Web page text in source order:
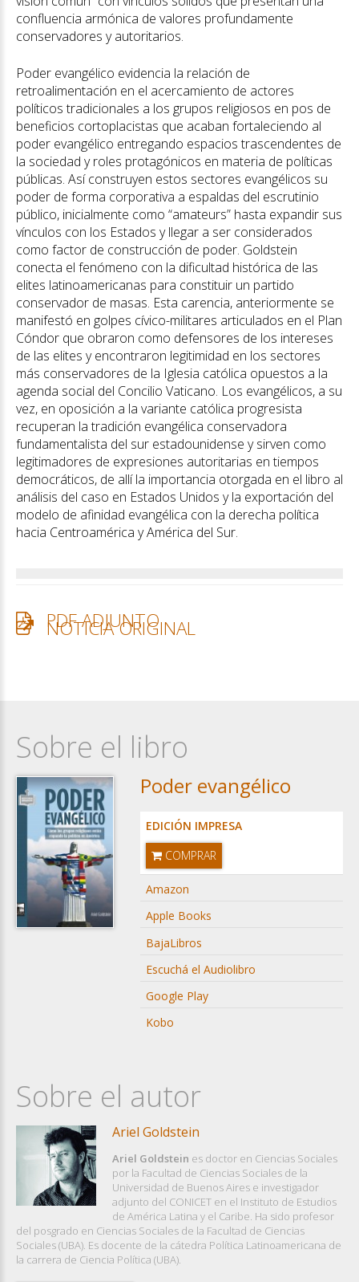
confluencia armónica de valores profundamente
conservadores y autoritarios.
Poder evangélico evidencia la relación de
retroalimentación en el acercamiento de actores
políticos tradicionales a los grupos religiosos en pos de
beneficios cortoplacistas que acaban fortaleciendo al
poder evangélico entregando espacios trascendentes de
la sociedad y roles protagónicos en materia de políticas
públicas. Así construyen estos sectores evangélicos su
poder de forma corporativa a espaldas del escrutinio
público, inicialmente como “amateurs” hasta expandir sus
vínculos con los Estados y llegar a ser considerados
como factor de construcción de poder. Goldstein
conecta el fenómeno con la dificultad histórica de las
elites latinoamericanas para constituir un partido
conservador de masas. Esta carencia, anteriormente se
manifestó en golpes cívico-militares articulados en el Plan
Cóndor que obraron como defensores de los intereses
de las elites y encontraron legitimidad en los sectores
más conservadores de la Iglesia católica opuestos a la
agenda social del Concilio Vaticano. Los evangélicos, a su
vez, en oposición a la variante católica progresista
recuperan la tradición evangélica conservadora
fundamentalista del sur estadounidense y sirven como
legitimadores de expresiones autoritarias en tiempos
democráticos, de allí la importancia otorgada en el libro al
análisis del caso en Estados Unidos y la exportación del
modelo de afinidad evangélica con la derecha política
hacia Centroamérica y América del Sur.
PDF ADJUNTO
NOTICIA ORIGINAL
Sobre el libro
Poder evangélico
EDICIÓN IMPRESA
COMPRAR
Amazon
Apple Books
BajaLibros
Escuchá el Audiolibro
Google Play
Kobo
Sobre el autor
Ariel Goldstein
Ariel Goldstein es doctor en Ciencias Sociales
por la Facultad de Ciencias Sociales de la
Universidad de Buenos Aires e investigador
adjunto del CONICET en el Instituto de Estudios
de América Latina y el Caribe. Ha sido profesor
del posgrado en Ciencias Sociales de la Facultad de Ciencias
Sociales (UBA). Es docente de la cátedra Política Latinoamericana de
la carrera de Ciencia Política (UBA).